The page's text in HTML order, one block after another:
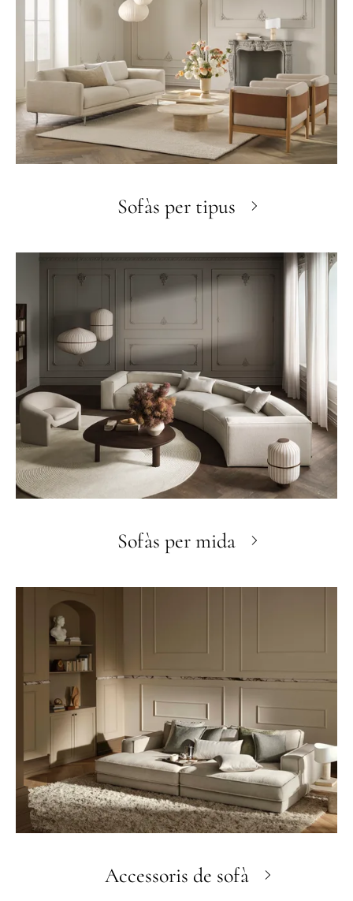
Sofàs per tipus
Sofàs per mida
Accessoris de sofà